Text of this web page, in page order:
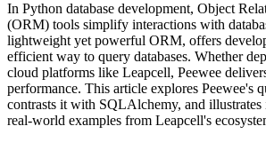
In Python database development, Object
(ORM) tools simplify interactions with
lightweight yet powerful ORM, offers
efficient way to query databases. Whether
cloud platforms like Leapcell, Peewee
performance. This article explores Peewee's
contrasts it with SQLAlchemy, and illustrates
real-world examples from Leapcell's